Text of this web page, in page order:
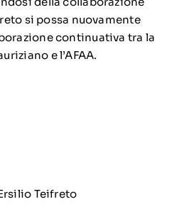
si possa nuovamente
continuativa tra la
e l’AFAA.
Teifreto